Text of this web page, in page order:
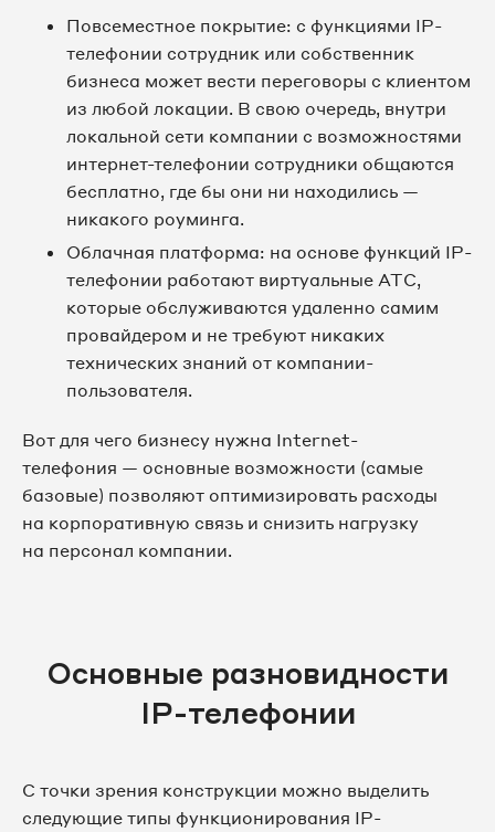
Повсеместное покрытие: с функциями IP-
телефонии сотрудник или собственник
бизнеса может вести переговоры с клиентом
из любой локации. В свою очередь, внутри
локальной сети компании с возможностями
интернет-телефонии сотрудники общаются
бесплатно, где бы они ни находились —
никакого роуминга.
Облачная платформа: на основе функций IP-
телефонии работают виртуальные АТС,
которые обслуживаются удаленно самим
провайдером и не требуют никаких
технических знаний от компании-
пользователя.
Вот для чего бизнесу нужна Internet-
телефония — основные возможности (самые
базовые) позволяют оптимизировать расходы
на корпоративную связь и снизить нагрузку
на персонал компании.
Основные разновидности
IP-телефонии
С точки зрения конструкции можно выделить
следующие типы функционирования IP-